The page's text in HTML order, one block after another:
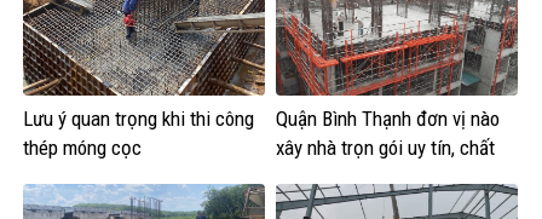
Lưu ý quan trọng khi thi công
thép móng cọc
Quận Bình Thạnh đơn vị nào
xây nhà trọn gói uy tín, chất